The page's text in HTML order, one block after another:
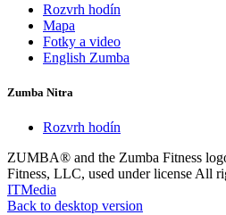
Rozvrh hodín
Mapa
Fotky a video
English Zumba
Zumba Nitra
Rozvrh hodín
ZUMBA® and the Zumba Fitness
Fitness, LLC, used under license All
ITMedia
Back to desktop version